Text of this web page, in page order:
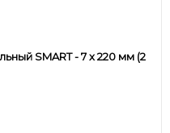
SMART - 7 x 220 мм (2